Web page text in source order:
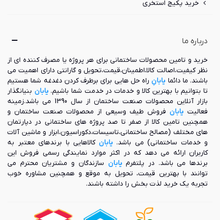
همان طور که پیش تر به آن اشاره شد، داکت اسپلیت های میدیا از
شده است:
دارای تنوع بسیار زیاد محصولات
مجهز به فیلتراسیون چند لایه
دارای کمپرسور اینورتر با کم مصرف
قابلیت اتصال به کویل آب گرم برای تأمین گرمایش در فصول سرد
سال
امکان لوله‌کشی با طول زیاد بین یونیت‌های داخلی و خارجی (30
متر در ارتفاع و در مجموع 50 متر)
دارای طراحی بهینه سازی شدۀ فن خارجی یونیت خارجی به منظور
کاهش سطح صدا و افزایش حجم هوادهی
خرید پکیج استخری
درباره ما
خرید و تامین محصولات ساختمانی برای هر پروژه یا مصرف کننده ای از
نظر کیفیت،اصالت کالا،اطمینان،قیمت،تحویل و گارانتی دارای اهمیت می
باشند. ما دائما یابانِ راه حل هایی برای برطرف کردن دغدغه شما هستیم
تا بتوانیم با بهترین کالا و خدمات در خدمت شما باشیم.یابان بنیانگذار
بازار آنلاین محصولات صنعت ساختمان از سال 1390 می باشد.زمینه
فعالیتیابان فروش طیف وسیعی از محصولات صنعت ساختمان و
همچنین تامین کالا از صفر تا صد پروژه های ساختمانی در دپارتمان
های مختلف (مصالح ساختمانی،تاسیسات،دکوراسیون،ابزار و ماشین آلات
و خدمات ساختمانی) می باشد.یابان کالاهایی با برندهای معتبر به
کاربران ارائه می دهد که در اکثر موارد نمایندگی رسمی فروش این
برندها می باشد. در پلتفرمیابان سازندگان و مشتریان محترم می
توانند با بهترین قیمت، تحویل به موقع و همچنین مشاوره خوب
تجربه یک خرید لذت بخش را داشته باشند.